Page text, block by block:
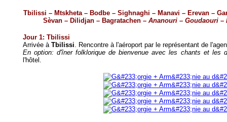
Tbilissi – Mtskheta – Bodbe – Sighnaghi – Manavi – Erevan –
Sèvan – Dilidjan – Bagratachen – Ananouri – Goudaouri –
Jour 1: Tbilissi
Arrivée à Tbilissi. Rencontre à l'aéroport par le représentant de
En option: d'îner folklorique de bienvenue avec les chants et les
l'hôtel.